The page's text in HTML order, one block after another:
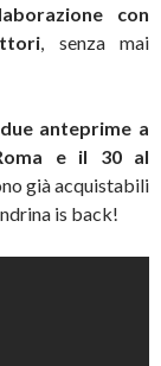
con
, senza mai
anteprime a
e il 30 al
già acquistabili
is back!